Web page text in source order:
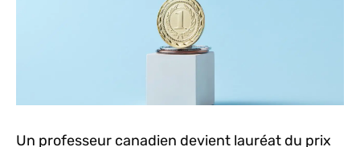
Un professeur canadien devient lauréat du prix